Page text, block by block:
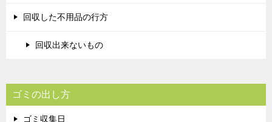
回収した不用品の行方
回収出来ないもの
ゴミの出し方
ゴミ収集日